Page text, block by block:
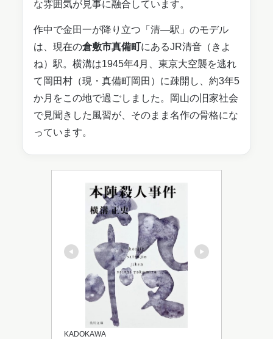
な雰囲気が見事に融合しています。
作中で金田一が降り立つ「清―駅」のモデル
は、現在の倉敷市真備町にあるJR清音（きよ
ね）駅。横溝は1945年4月、東京大空襲を逃れ
て岡田村（現・真備町岡田）に疎開し、約3年5
か月をこの地で過ごしました。岡山の旧家社会
で見聞きした風習が、そのまま名作の骨格にな
っています。
KADOKAWA